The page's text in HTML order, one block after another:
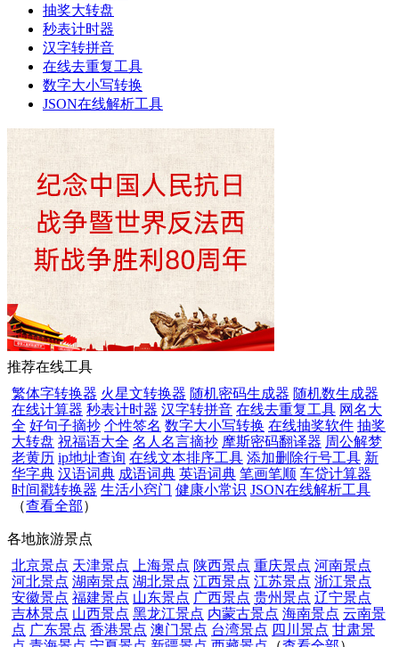
抽奖大转盘
秒表计时器
汉字转拼音
在线去重复工具
数字大小写转换
JSON在线解析工具
推荐在线工具
繁体字转换器 火星文转换器 随机密码生成器 随机数生成器
在线计算器 秒表计时器 汉字转拼音 在线去重复工具 网名大
全 好句子摘抄 个性签名 数字大小写转换 在线抽奖软件 抽奖
大转盘 祝福语大全 名人名言摘抄 摩斯密码翻译器 周公解梦
老黄历 ip地址查询 在线文本排序工具 添加删除行号工具 新
华字典 汉语词典 成语词典 英语词典 笔画笔顺 车贷计算器
时间戳转换器 生活小窍门 健康小常识 JSON在线解析工具
（查看全部）
各地旅游景点
北京景点 天津景点 上海景点 陕西景点 重庆景点 河南景点
河北景点 湖南景点 湖北景点 江西景点 江苏景点 浙江景点
安徽景点 福建景点 山东景点 广西景点 贵州景点 辽宁景点
吉林景点 山西景点 黑龙江景点 内蒙古景点 海南景点 云南景
点 广东景点 香港景点 澳门景点 台湾景点 四川景点 甘肃景